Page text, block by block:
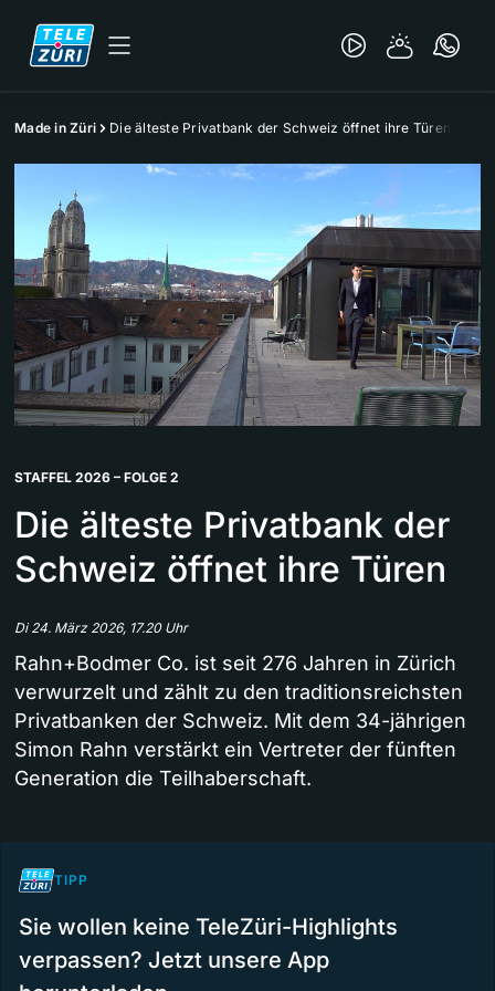
Made in Züri Die älteste Privatbank der Schweiz öffnet ihre Türen
STAFFEL 2026 – FOLGE 2
Die älteste Privatbank der
Schweiz öffnet ihre Türen
Di 24. März 2026, 17.20 Uhr
Rahn+Bodmer Co. ist seit 276 Jahren in Zürich
verwurzelt und zählt zu den traditionsreichsten
Privatbanken der Schweiz. Mit dem 34-jährigen
Simon Rahn verstärkt ein Vertreter der fünften
Generation die Teilhaberschaft.
TIPP
Sie wollen keine TeleZüri-Highlights
verpassen? Jetzt unsere App